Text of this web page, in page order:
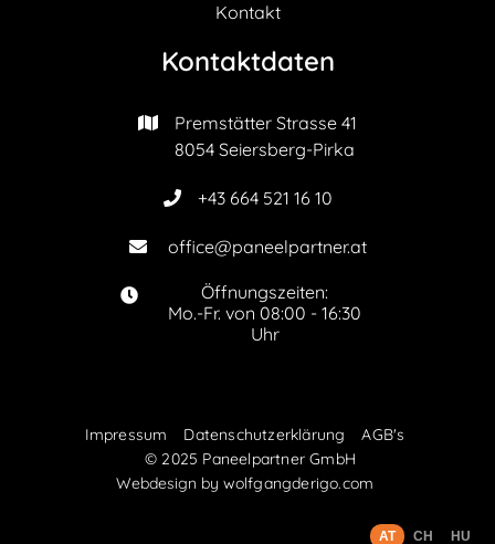
Kontakt
Kontaktdaten

Premstätter Strasse 41
8054 Seiersberg-Pirka
 +43 664 521 16 10
 office@paneelpartner.at

Öffnungszeiten:
Mo.-Fr. von 08:00 - 16:30
Uhr
Impressum Datenschutzerklärung
AGB's
© 2025 Paneelpartner GmbH
Webdesign by wolfgangderigo.com
AT CH HU